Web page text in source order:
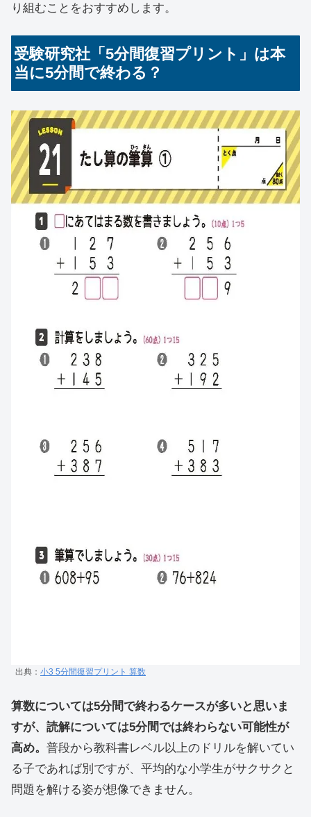
り組むことをおすすめします。
受験研究社「5分間復習プリント」は本
当に5分間で終わる？
出典： 小3 5分間復習プリント 算数
算数については5分間で終わるケースが多いと思いま
すが、読解については5分間では終わらない可能性が
高め。 普段から教科書レベル以上のドリルを解いてい
る子であれば別ですが、平均的な小学生がサクサクと
問題を解ける姿が想像できません。